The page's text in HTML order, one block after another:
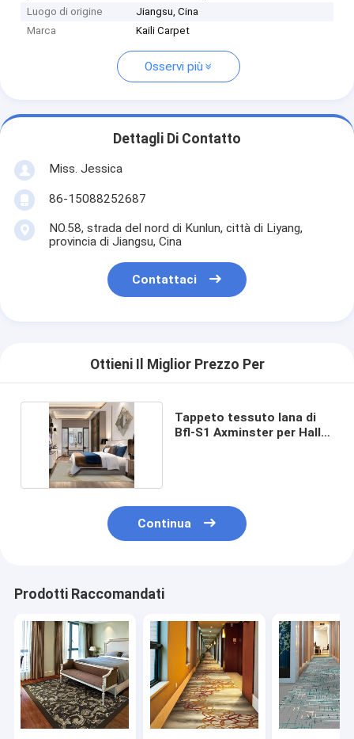
Luogo di origine
Jiangsu, Cina
Marca
Kaili Carpet
Osservi più
Dettagli Di Contatto
Miss. Jessica
86-15088252687
NO.58, strada del nord di Kunlun, città di Liyang,
provincia di Jiangsu, Cina
Contattaci
Ottieni Il Miglior Prezzo Per
Tappeto tessuto lana di
Bfl-S1 Axminster per Hall
Continua
Prodotti Raccomandati